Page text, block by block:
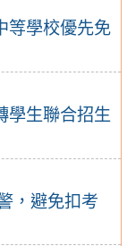
等學校優先免
學生聯合招生
，避免扣考